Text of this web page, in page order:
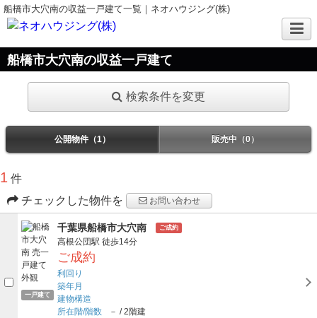
船橋市大穴南の収益一戸建て一覧｜ネオハウジング(株)
船橋市大穴南の収益一戸建て
検索条件を変更
公開物件（1） 販売中（0）
1 件
チェックした物件を
お問い合わせ
一戸建て
千葉県船橋市大穴南 ご成約
高根公団駅 徒歩14分
ご成約
利回り
築年月
建物構造
所在階/階数
－ /2階建